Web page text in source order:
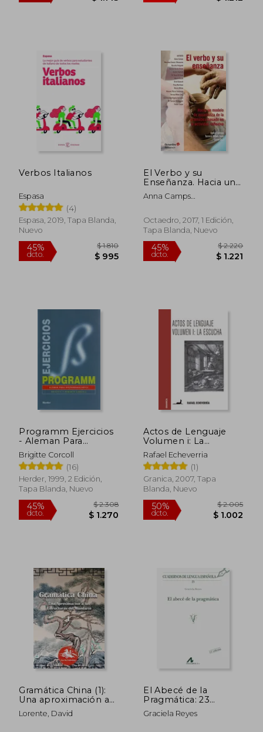
45%
dcto.
40%
dcto.
Verbos Italianos
Espasa
(4)
Espasa, 2019, Tapa Blanda,
Nuevo
45%
dcto.
El Verbo y su
Enseñanza. Hacia un
Modelo de
Enseñanza de la
la Actividad Reflexiva:
Hacia un Modelo de
Gramática en la
Actividad Reflexiva:
Anna Camps
Ribas Seix
Octaedro, 2017, 1 Edición,
Tapa Blanda, Nuevo
Programm Ejercicios
- Aleman Para
Hispanohablantes
Brigitte Corcoll
(16)
Herder, 1999, 2 Edición,
Tapa Blanda, Nuevo
45%
dcto.
$ 2.308
$ 1.270
Actos de Lenguaje
Volumen i: La
Escucha
Rafael Echeverria
(1)
Granica, 2007, Tapa
Blanda, Nuevo
Gramática China (1):
Una aproximación a
las estructuras del
mandarín
Lorente, David
El Abecé de la
Pragmática: 23
(Cuadernos de
Lengua Española)
Graciela Reyes